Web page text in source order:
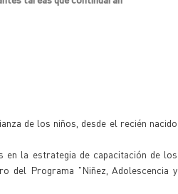
de los niños, desde el recién nacido
en la estrategia de capacitación de los
del Programa "Niñez, Adolescencia y